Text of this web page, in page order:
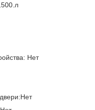
Нет